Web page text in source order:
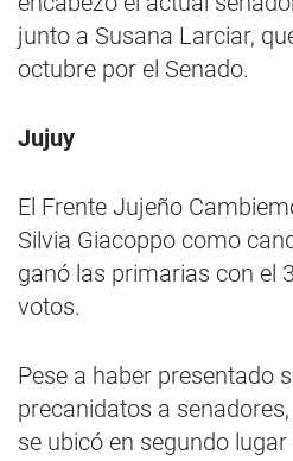
junto a Susana Larciar,
octubre por el Senado.
Jujuy
El Frente Jujeño
Silvia Giacoppo como
ganó las primarias con el
votos.
Pese a haber presentado
precanidatos a
se ubicó en segundo